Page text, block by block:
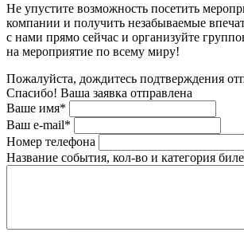
Не упустите возможность посетить
компании и получить незабываемые
с нами прямо сейчас и организуйте
на мероприятие по всему миру!
Пожалуйста, дождитесь подтверждения
Спасибо! Ваша заявка отправлена
Ваше имя*
Ваш e-mail*
Номер телефона
Название события, кол-во и категория